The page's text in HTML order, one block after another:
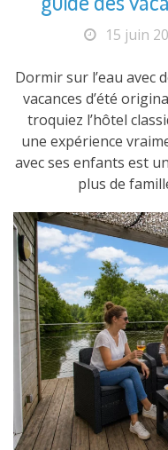
15 juin
Dormir sur l’eau avec
vacances d’été
troquiez l’hôtel
une expérience
avec ses enfants est
plus de